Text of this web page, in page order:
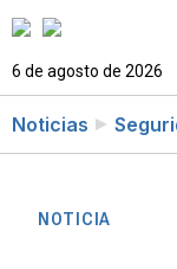
6 de agosto de 2026
Noticias
NOTICIA